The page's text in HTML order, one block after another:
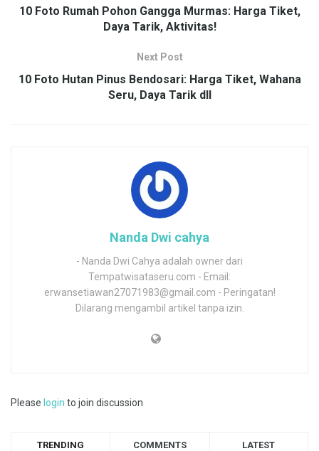
10 Foto Rumah Pohon Gangga Murmas: Harga Tiket,
Daya Tarik, Aktivitas!
Next Post
10 Foto Hutan Pinus Bendosari: Harga Tiket, Wahana
Seru, Daya Tarik dll
Nanda Dwi cahya
- Nanda Dwi Cahya adalah owner dari
Tempatwisataseru.com - Email:
erwansetiawan27071983@gmail.com - Peringatan!
Dilarang mengambil artikel tanpa izin.
Please login to join discussion
TRENDING COMMENTS LATEST